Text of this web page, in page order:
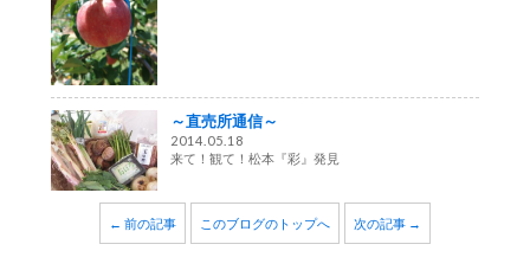
～直売所通信～
2014.05.18
来て！観て！松本『彩』発見
← 前の記事 このブログのトップへ 次の記事 →